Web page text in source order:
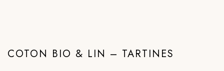
COTON BIO & LIN – TARTINES